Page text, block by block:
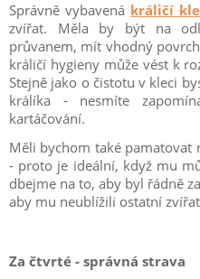
Správně vybavená králičí
zvířat. Měla by být na
průvanem, mít vhodný
králičí hygieny může vést k
Stejně jako o čistotu v kleci
králíka - nesmíte
kartáčování.
Měli bychom také
- proto je ideální, když mu
dbejme na to, aby byl řádně
aby mu neublížili ostatní
Za čtvrté - správná strava